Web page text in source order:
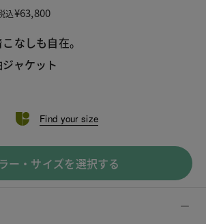
込¥63,800
なしも自在。
ャケット
Find your size
ー・サイズを選択する
税込¥63,800